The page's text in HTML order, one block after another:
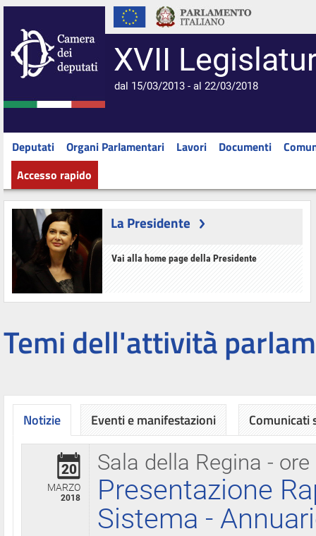
XVII
dal 15/03/2013 - al 22/03/2018
Deputati Organi Parlamentari Lavori Documenti
Accesso rapido
La Presidente
Vai alla home page della Presidente
Temi dell'attività
Notizie
Sala della Regina - ore
20
MARZO
2018
Presentazione
Sistema -
Eventi e manifestazioni Comunicati